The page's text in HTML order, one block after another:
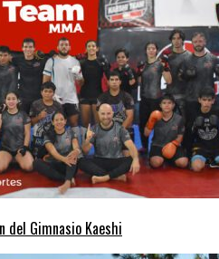
del Gimnasio Kaeshi